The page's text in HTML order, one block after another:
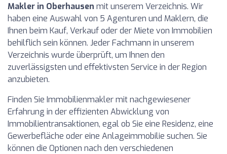
Makler in Oberhausen mit unserem Verzeichnis. Wir
haben eine Auswahl von 5 Agenturen und Maklern, die
Ihnen beim Kauf, Verkauf oder der Miete von Immobilien
behilflich sein können. Jeder Fachmann in unserem
Verzeichnis wurde überprüft, um Ihnen den
zuverlässigsten und effektivsten Service in der Region
anzubieten.
Finden Sie Immobilienmakler mit nachgewiesener
Erfahrung in der effizienten Abwicklung von
Immobilientransaktionen, egal ob Sie eine Residenz, eine
Gewerbefläche oder eine Anlageimmobilie suchen. Sie
können die Optionen nach den verschiedenen